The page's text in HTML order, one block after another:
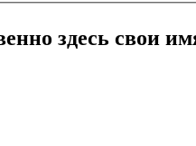
здесь свои